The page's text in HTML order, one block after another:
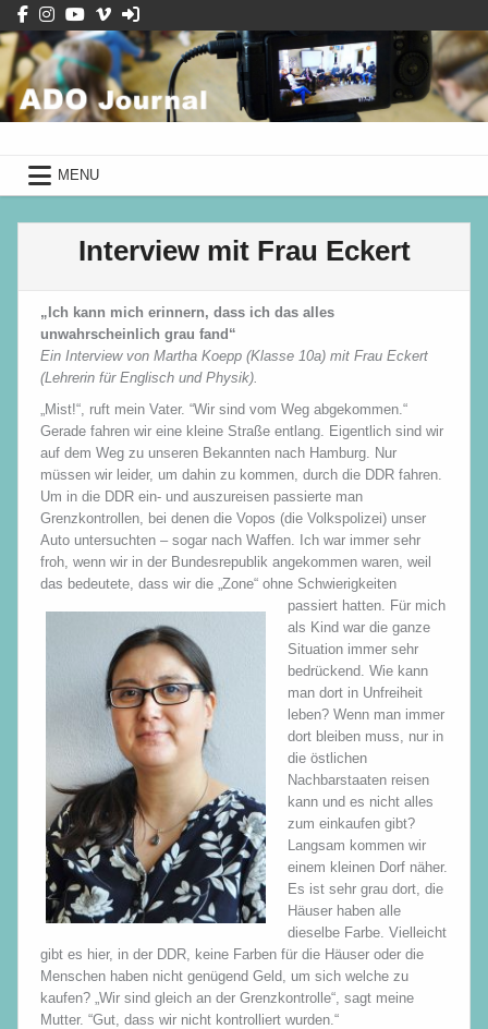
Skip
to
content
ADO Journal
mit Schüler*innen des Albrecht-
Dürer-Gymnasiums
MENU
Interview mit Frau Eckert
„Ich kann mich erinnern, dass ich das alles
unwahrscheinlich grau fand“
Ein Interview von Martha Koepp (Klasse 10a) mit Frau Eckert
(Lehrerin für Englisch und Physik).
„Mist!“, ruft mein Vater. “Wir sind vom Weg abgekommen.“
Gerade fahren wir eine kleine Straße entlang. Eigentlich sind wir
auf dem Weg zu unseren Bekannten nach Hamburg. Nur
müssen wir leider, um dahin zu kommen, durch die DDR fahren.
Um in die DDR ein- und auszureisen passierte man
Grenzkontrollen, bei denen die Vopos (die Volkspolizei) unser
Auto untersuchten – sogar nach Waffen. Ich war immer sehr
froh, wenn wir in der Bundesrepublik angekommen waren, weil
das bedeutete, dass wir die „Zone“ ohne Schwierigkeiten
passiert hatten.
Für mich
als Kind war die ganze
Situation immer sehr
bedrückend. Wie kann
man dort in Unfreiheit
leben? Wenn man immer
dort bleiben muss, nur in
die östlichen
Nachbarstaaten reisen
kann und es nicht alles
zum einkaufen gibt?
Langsam kommen wir
einem kleinen Dorf näher.
Es ist sehr grau dort, die
Häuser haben alle
dieselbe Farbe. Vielleicht
gibt es hier, in der DDR, keine Farben für die Häuser oder die
Menschen haben nicht genügend Geld, um sich welche zu
kaufen? „Wir sind gleich an der Grenzkontrolle“, sagt meine
Mutter. “Gut, dass wir nicht kontrolliert wurden.“